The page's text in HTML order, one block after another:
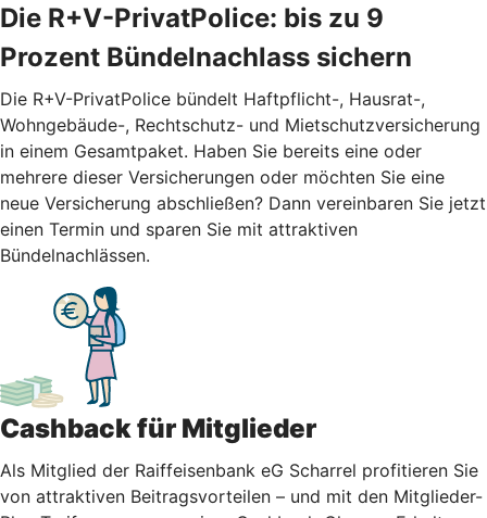
Die R+V-PrivatPolice: bis zu 9
Prozent Bündelnachlass sichern
Die R+V-PrivatPolice bündelt Haftpflicht-, Hausrat-,
Wohngebäude-, Rechtschutz- und Mietschutzversicherung
in einem Gesamtpaket. Haben Sie bereits eine oder
mehrere dieser Versicherungen oder möchten Sie eine
neue Versicherung abschließen? Dann vereinbaren Sie jetzt
einen Termin und sparen Sie mit attraktiven
Bündelnachlässen.
Cashback für Mitglieder
Als Mitglied der Raiffeisenbank eG Scharrel profitieren Sie
von attraktiven Beitragsvorteilen – und mit den Mitglieder-